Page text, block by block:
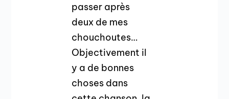
passer après
deux de mes
chouchoutes…
Objectivement il
y a de bonnes
choses dans